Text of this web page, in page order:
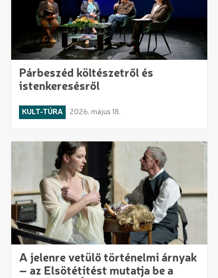
Párbeszéd költészetről és
istenkeresésről
KULT-TÚRA 2026. május 18.
A jelenre vetülő történelmi árnyak
– az Elsötétítést mutatja be a